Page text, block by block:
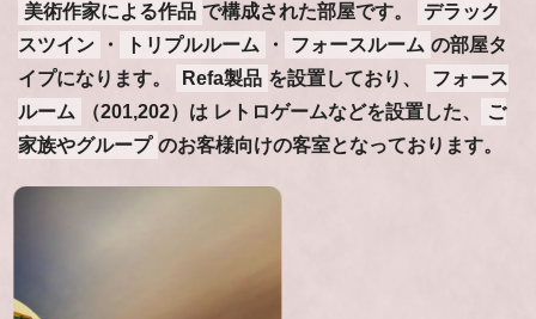
美術作家による作品 で構成された部屋です。
デラック
スツイン
・ トリプルルーム ・ フォースルーム の部屋タ
イプになります。
Refa製品 を設置しており、
フォース
ルーム
（201,202）は レトロゲームなどを設置した、
ご
家族やグループ のお客様向けの客室となっております。